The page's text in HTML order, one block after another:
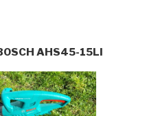
AHS45-15LI